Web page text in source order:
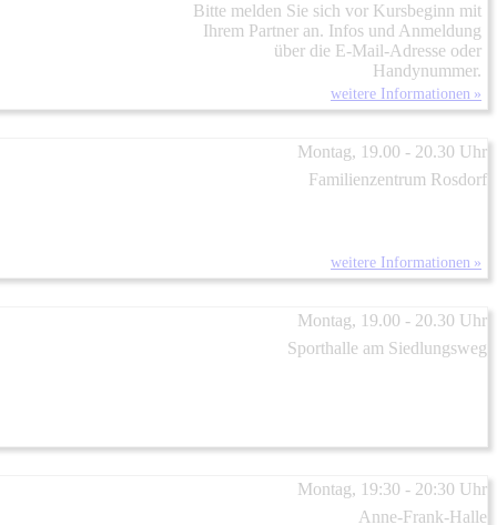
Bitte melden Sie sich vor Kursbeginn mit
Ihrem Partner an. Infos und Anmeldung
über die E-Mail-Adresse oder
Handynummer.
weitere Informationen »
Montag, 19.00 - 20.30 Uhr
Familienzentrum Rosdorf
weitere Informationen »
Montag, 19.00 - 20.30 Uhr
Sporthalle am Siedlungsweg
Montag, 19:30 - 20:30 Uhr
Anne-Frank-Halle